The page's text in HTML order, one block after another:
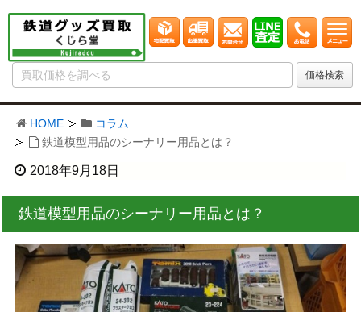
HOME
コラム
鉄道模型用品のシーナリー用品とは？
2018年9月18日
鉄道模型用品のシーナリー用品とは？